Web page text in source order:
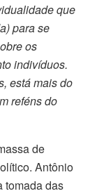
que
para se
os
indivíduos.
está mais do
reféns do
de
Antônio
tomada das